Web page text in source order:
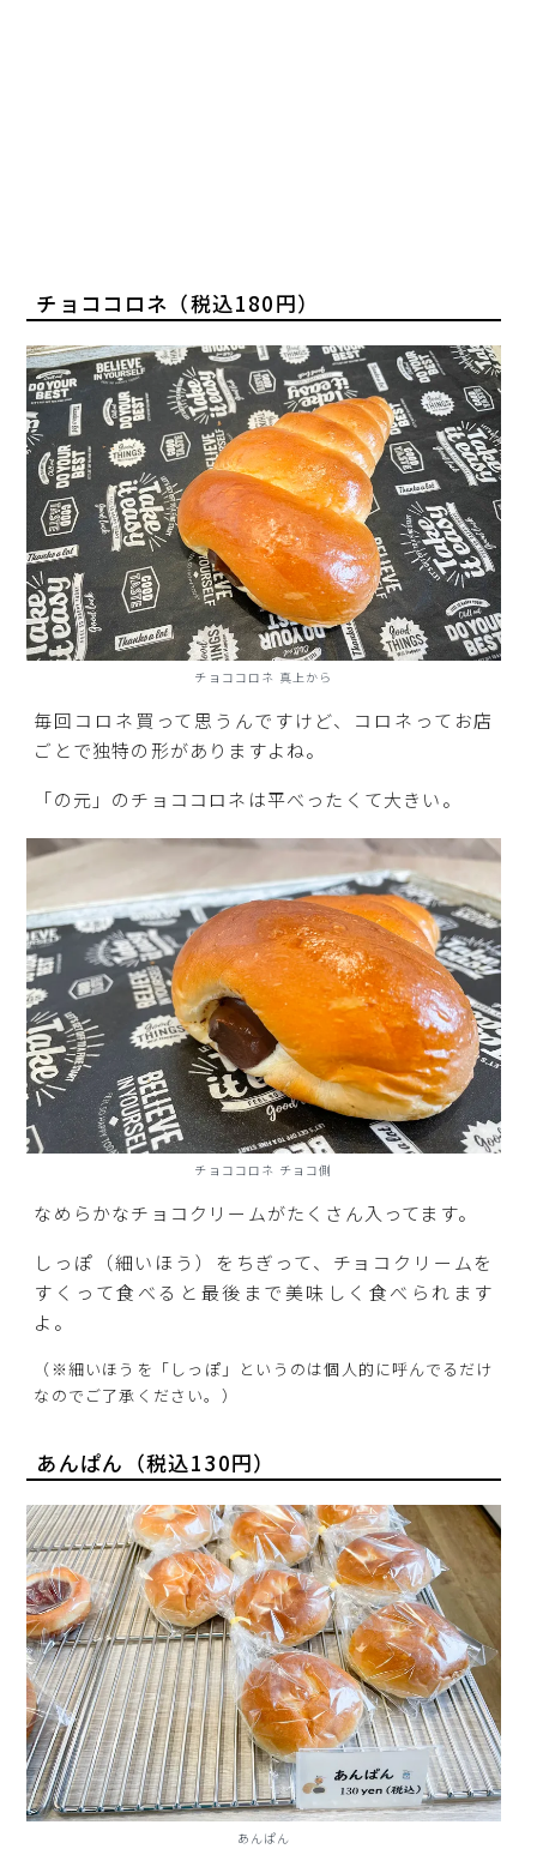
チョココロネ（税込180円）
チョココロネ 真上から
毎回コロネ買って思うんですけど、コロネってお店
ごとで独特の形がありますよね。
「の元」のチョココロネは平べったくて大きい。
チョココロネ チョコ側
なめらかなチョコクリームがたくさん入ってます。
しっぽ（細いほう）をちぎって、チョコクリームを
すくって食べると最後まで美味しく食べられます
よ。
（※細いほうを「しっぽ」というのは個人的に呼んでるだけ
なのでご了承ください。）
あんぱん（税込130円）
あんぱん